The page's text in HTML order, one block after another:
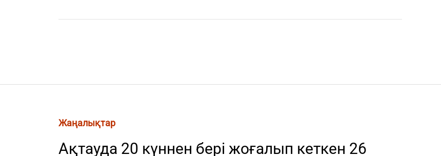
Жаңалықтар
Ақтауда 20 күннен бері жоғалып кеткен 26